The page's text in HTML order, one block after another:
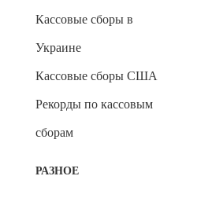
Кассовые сборы в
Украине
Кассовые сборы США
Рекорды по кассовым
сборам
РАЗНОЕ